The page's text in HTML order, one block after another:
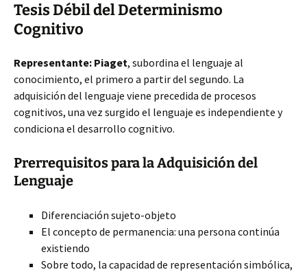
Tesis Débil del Determinismo
Cognitivo
Representante: Piaget, subordina el lenguaje al
conocimiento, el primero a partir del segundo. La
adquisición del lenguaje viene precedida de procesos
cognitivos, una vez surgido el lenguaje es independiente y
condiciona el desarrollo cognitivo.
Prerrequisitos para la Adquisición del
Lenguaje
Diferenciación sujeto-objeto
El concepto de permanencia: una persona continúa
existiendo
Sobre todo, la capacidad de representación simbólica,